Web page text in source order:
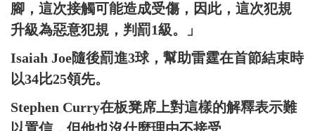
腳，這次接觸可能造成受傷，因此，這次犯規
升級為惡意犯規，判罰1級。」
Isaiah Joe隨後罰進3球，幫助雷霆在首節結束時
以34比25領先。
Stephen Curry在板凳席上對這樣的解釋表示難